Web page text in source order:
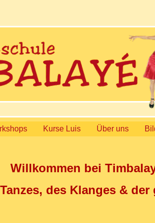
Kurse Luis Über uns
Willkommen bei
des Klanges &